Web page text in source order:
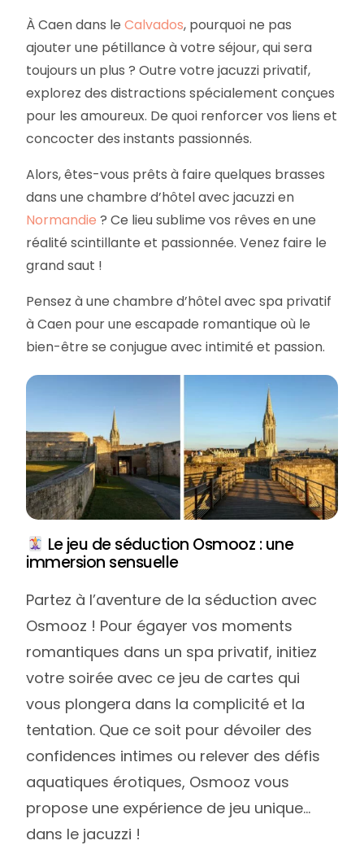
À Caen dans leCalvados, pourquoi ne pas
ajouter une pétillance à votre séjour, qui sera
toujours un plus ? Outre votre jacuzzi privatif,
explorez des distractions spécialement conçues
pour les amoureux. De quoi renforcer vos liens et
concocter des instants passionnés.
Alors, êtes-vous prêts à faire quelques brasses
dans une chambre d’hôtel avec jacuzzi en
Normandie ? Ce lieu sublime vos rêves en une
réalité scintillante et passionnée. Venez faire le
grand saut !
Pensez à une chambre d’hôtel avec spa privatif
à Caen pour une escapade romantique où le
bien-être se conjugue avec intimité et passion.
Le jeu de séduction Osmooz : une
immersion sensuelle
Partez à l’aventure de la séduction avec
Osmooz ! Pour égayer vos moments
romantiques dans un spa privatif, initiez
votre soirée avec ce jeu de cartes qui
vous plongera dans la complicité et la
tentation. Que ce soit pour dévoiler des
confidences intimes ou relever des défis
aquatiques érotiques, Osmooz vous
propose une expérience de jeu unique…
dans le jacuzzi !